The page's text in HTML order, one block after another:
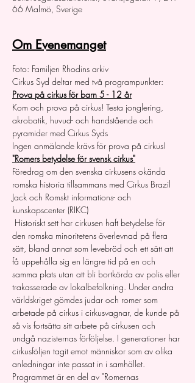
66 Malmö, Sverige
Om Evenemanget
Foto: Familjen Rhodins arkiv
Cirkus Syd deltar med två programpunkter:
Prova på cirkus för barn 5 - 12 år
Kom och prova på cirkus! Testa jonglering,
akrobatik, huvud- och handstående och
pyramider med Cirkus Syds
Ingen anmälande krävs för prova på cirkus!
"Romers betydelse för svensk cirkus"
Föredrag om den svenska cirkusens okända
romska historia tillsammans med Cirkus Brazil
Jack och Romskt informations- och
kunskapscenter (RIKC)
Historiskt sett har cirkusen haft betydelse för
den romska minoritetens överlevnad på flera
sätt, bland annat som levebröd och ett sätt att
få uppehålla sig en längre tid på en och
samma plats utan att bli bortkörda av polis eller
trakasserade av lokalbefolkning. Under andra
världskriget gömdes judar och romer som
arbetade på cirkus i cirkusvagnar, de kunde på
så vis fortsätta sitt arbete på cirkusen och
undgå nazisternas förföljelse. I generationer har
cirkusföljen tagit emot människor som av olika
anledningar inte passat in i samhället.
Programmet är en del av "Romernas